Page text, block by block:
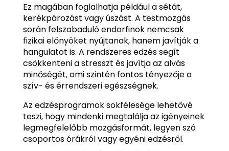
Ez magában foglalhatja például a sétát,
kerékpározást vagy úszást. A testmozgás
során felszabaduló endorfinok nemcsak
fizikai előnyöket nyújtanak, hanem javítják a
hangulatot is. A rendszeres edzés segít
csökkenteni a stresszt és javítja az alvás
minőségét, ami szintén fontos tényezője a
szív- és érrendszeri egészségnek.
Az edzésprogramok sokfélesége lehetővé
teszi, hogy mindenki megtalálja az igényeinek
legmegfelelőbb mozgásformát, legyen szó
csoportos órákról vagy egyéni edzésről.